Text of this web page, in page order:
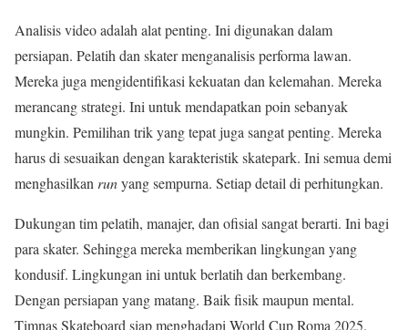
Analisis video adalah alat penting. Ini digunakan dalam
persiapan. Pelatih dan skater menganalisis performa lawan.
Mereka juga mengidentifikasi kekuatan dan kelemahan. Mereka
merancang strategi. Ini untuk mendapatkan poin sebanyak
mungkin. Pemilihan trik yang tepat juga sangat penting. Mereka
harus di sesuaikan dengan karakteristik skatepark. Ini semua demi
menghasilkan runyang sempurna. Setiap detail di perhitungkan.
Dukungan tim pelatih, manajer, dan ofisial sangat berarti. Ini bagi
para skater. Sehingga mereka memberikan lingkungan yang
kondusif. Lingkungan ini untuk berlatih dan berkembang.
Dengan persiapan yang matang. Baik fisik maupun mental.
Timnas Skateboard siap menghadapi World Cup Roma 2025.